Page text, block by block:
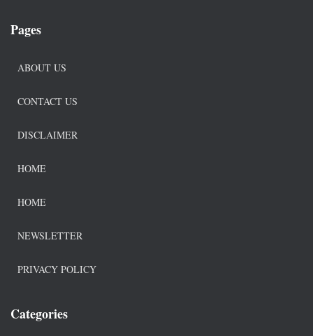
Pages
ABOUT US
CONTACT US
DISCLAIMER
HOME
HOME
NEWSLETTER
PRIVACY POLICY
Categories